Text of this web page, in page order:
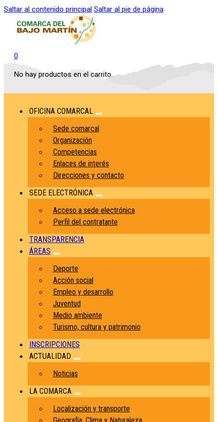
Saltar al contenido principal Saltar al pie de página
0
No hay productos en el carrito.
OFICINA COMARCAL
Sede comarcal
Organización
Competencias
Enlaces de interés
Direcciones y contacto
SEDE ELECTRÓNICA
Acceso a sede electrónica
Perfil del contratante
TRANSPARENCIA
ÁREAS
Deporte
Acción social
Empleo y desarrollo
Juventud
Medio ambiente
Turismo, cultura y patrimonio
INSCRIPCIONES
ACTUALIDAD
Noticias
LA COMARCA
Localización y transporte